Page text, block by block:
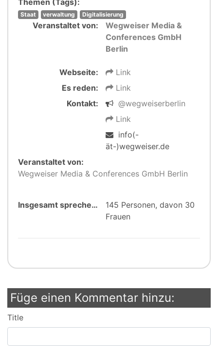
Themen (Tags):
Staat verwaltung Digitalisierung
Veranstaltet von:
Wegweiser Media &
Conferences GmbH
Berlin
Webseite:
Link
Es reden:
Link
Kontakt:
@wegweiserberlin
Link
info(-
ät-)wegweiser.de
Veranstaltet von:
Wegweiser Media & Conferences GmbH Berlin
Insgesamt sprechen:
145 Personen, davon 30
Frauen
Füge einen Kommentar hinzu:
Title